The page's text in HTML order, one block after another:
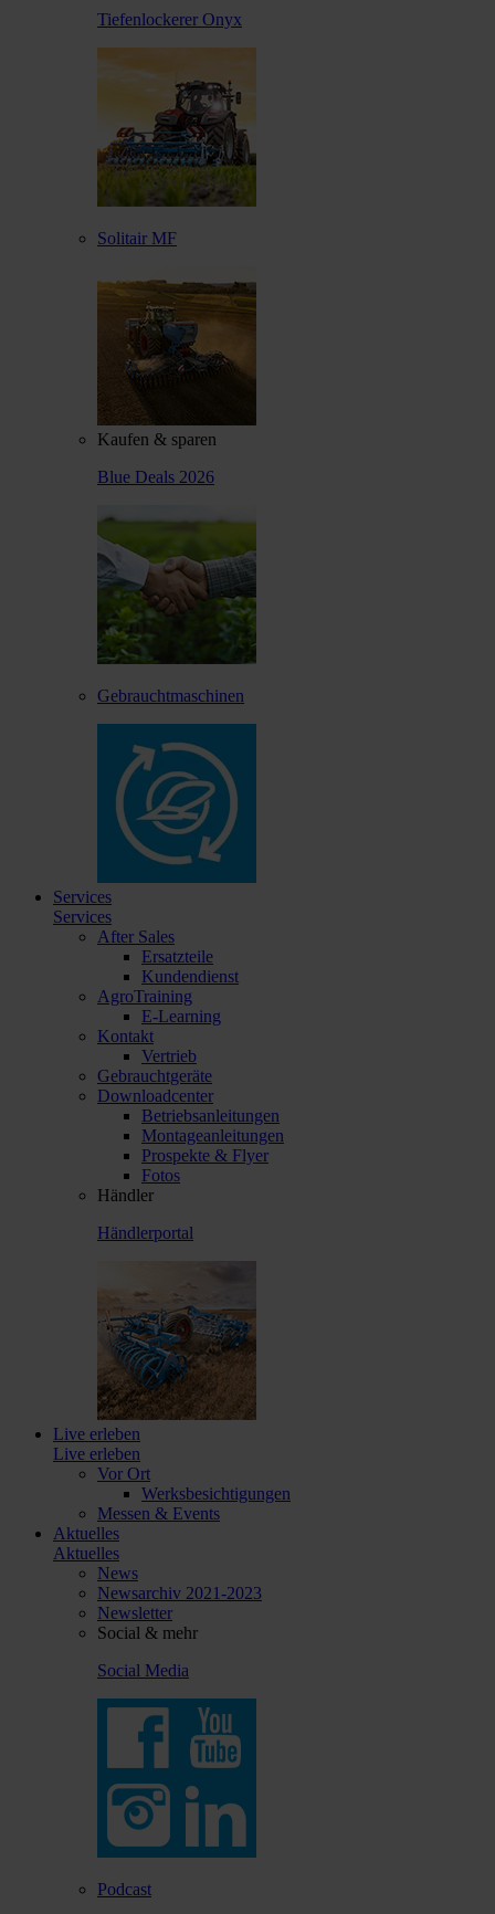
Tiefenlockerer Onyx
Solitair MF
Kaufen & sparen
Blue Deals 2026
Gebrauchtmaschinen
Services
Services
After Sales
Ersatzteile
Kundendienst
AgroTraining
E-Learning
Kontakt
Vertrieb
Gebrauchtgeräte
Downloadcenter
Betriebsanleitungen
Montageanleitungen
Prospekte & Flyer
Fotos
Händler
Händlerportal
Live erleben
Live erleben
Vor Ort
Werksbesichtigungen
Messen & Events
Aktuelles
Aktuelles
News
Newsarchiv 2021-2023
Newsletter
Social & mehr
Social Media
Podcast